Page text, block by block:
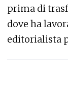
prima di
dove ha
editorialista